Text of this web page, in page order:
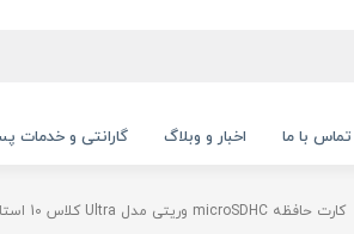
تماس با ما اخبار و وبلاگ گارانتی و خدمات
کارت حافظه microSDHC وریتی مدل Ultra کلاس 10 استاندارد UHS-I U1 سرعت 95MBps ظرفیت 32 گیگابایت